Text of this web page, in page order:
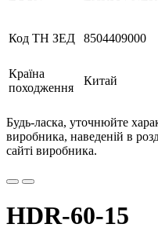
Код ТН ЗЕД 8504409000
Країна
походження
Китай
Будь-ласка, уточнюйте
виробника, наведеній в
сайті виробника.
HDR-60-15